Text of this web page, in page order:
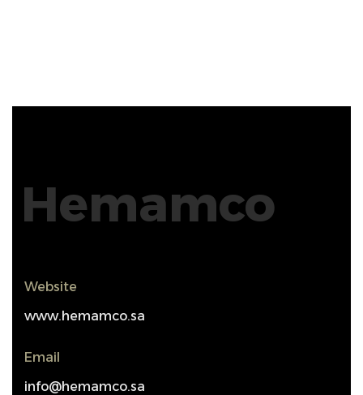
Hemamco
Website
www.hemamco.sa
Email
info@hemamco.sa